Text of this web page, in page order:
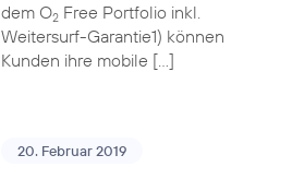
dem O2Free Portfolio inkl.
Weitersurf-Garantie1) können
Kunden ihre mobile […]
20. Februar 2019